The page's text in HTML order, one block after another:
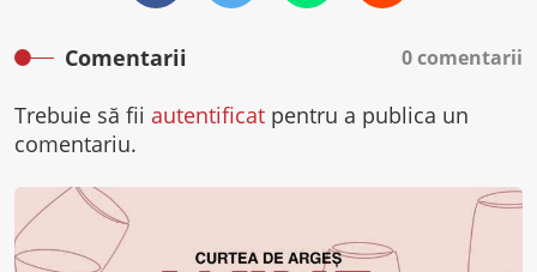
Comentarii 0 comentarii
Trebuie să fii autentificat pentru a publica un
comentariu.